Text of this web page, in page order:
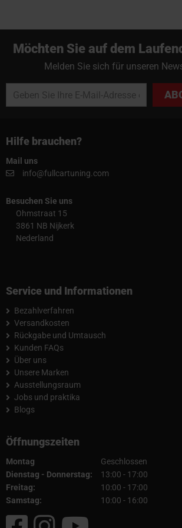
Möchten Sie auf dem
Melden Sie sich für unseren
Hilfe brauchen?
Mail uns
info@fullcartuning.com
Besuchen Sie uns
Ohmstraat 15
3861 NB Nijkerk
Nederland
Service und Informationen
Bezahlverfahren
Versandkosten
Rückgabe und Umtausch
Kunden FAQs
Über uns
Unsere Marken
Ausstellungsraum
Jobs und praktika
Blogs
Öffnungszeiten
Montag
Geschlossen
Dienstag - Donnerstag:
13:00 - 17:00
Freitag:
10:00 - 17:00
Samstag:
10:00 - 16:00